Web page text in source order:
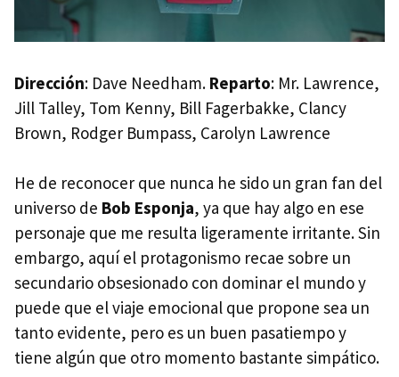
Dirección: Dave Needham. Reparto: Mr. Lawrence,
Jill Talley, Tom Kenny, Bill Fagerbakke, Clancy
Brown, Rodger Bumpass, Carolyn Lawrence
He de reconocer que nunca he sido un gran fan del
universo de Bob Esponja, ya que hay algo en ese
personaje que me resulta ligeramente irritante. Sin
embargo, aquí el protagonismo recae sobre un
secundario obsesionado con dominar el mundo y
puede que el viaje emocional que propone sea un
tanto evidente, pero es un buen pasatiempo y
tiene algún que otro momento bastante simpático.